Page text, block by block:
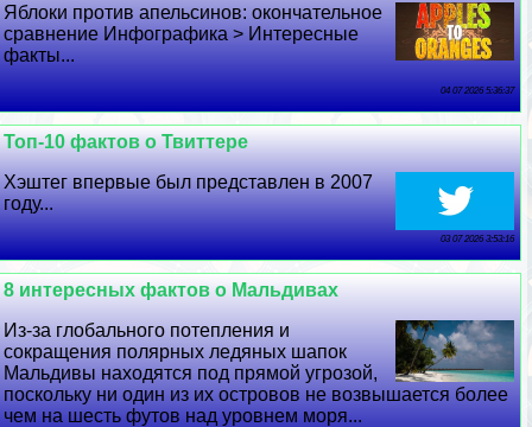
Яблоки против апельсинов: окончательное
сравнение Инфографика > Интересные
факты...
04 07 2026 5:36:37
Топ-10 фактов о Твиттере
Хэштег впервые был представлен в 2007
году...
03 07 2026 3:53:16
8 интересных фактов о Мальдивах
Из-за глобального потепления и
сокращения полярных ледяных шапок
Мальдивы находятся под прямой угрозой,
поскольку ни один из их островов не возвышается более
чем на шесть футов над уровнем моря...